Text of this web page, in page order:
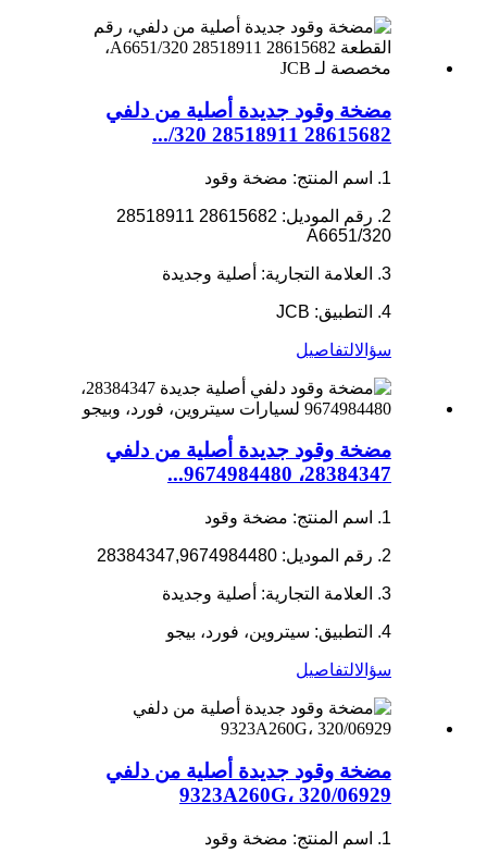
مضخة وقود جديدة أصلية من دلفي
28615682 28518911 320/...
1. اسم المنتج: مضخة وقود
2. رقم الموديل: 28615682 28518911
320/A6651
3. العلامة التجارية: أصلية وجديدة
4. التطبيق: JCB
سؤالالتفاصيل
مضخة وقود جديدة أصلية من دلفي
28384347، 9674984480...
1. اسم المنتج: مضخة وقود
2. رقم الموديل: 28384347,9674984480
3. العلامة التجارية: أصلية وجديدة
4. التطبيق: سيتروين، فورد، بيجو
سؤالالتفاصيل
مضخة وقود جديدة أصلية من دلفي
9323A260G، 320/06929
1. اسم المنتج: مضخة وقود